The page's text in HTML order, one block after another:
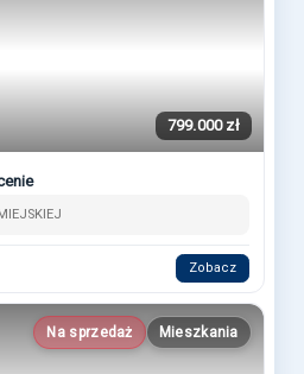
799.000 zł
Zobacz
Na sprzedaż Mieszkania